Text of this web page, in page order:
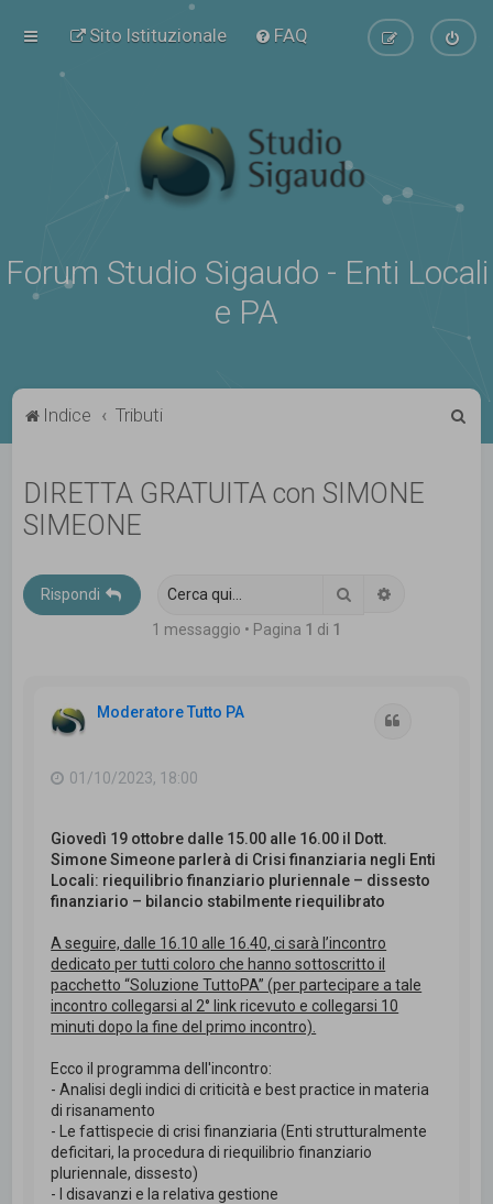
Sito Istituzionale FAQ
Forum Studio Sigaudo - Enti Locali
e PA
Indice Tributi
DIRETTA GRATUITA con SIMONE
SIMEONE
Rispondi Cerca
1 messaggio • Pagina 1 di 1
Moderatore Tutto PA
01/10/2023, 18:00
Giovedì 19 ottobre dalle 15.00 alle 16.00 il Dott.
Simone Simeone parlerà di Crisi finanziaria negli Enti
Locali: riequilibrio finanziario pluriennale – dissesto
finanziario – bilancio stabilmente riequilibrato
A seguire, dalle 16.10 alle 16.40, ci sarà l’incontro
dedicato per tutti coloro che hanno sottoscritto il
pacchetto “Soluzione TuttoPA” (per partecipare a tale
incontro collegarsi al 2° link ricevuto e collegarsi 10
minuti dopo la fine del primo incontro).
Ecco il programma dell'incontro:
- Analisi degli indici di criticità e best practice in materia
di risanamento
- Le fattispecie di crisi finanziaria (Enti strutturalmente
deficitari, la procedura di riequilibrio finanziario
pluriennale, dissesto)
- I disavanzi e la relativa gestione